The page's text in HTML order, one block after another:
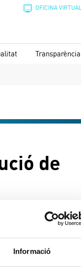
Informació
 OFICINA
Transparència
de
on han de
o devolució de